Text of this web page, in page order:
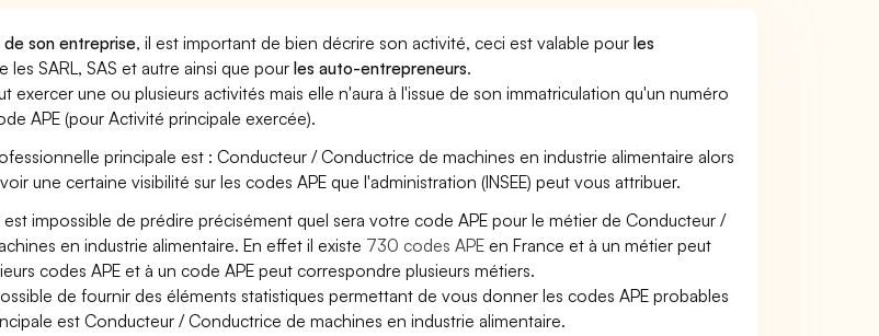
son entreprise, il est important de bien décrire son activité, ceci est valable pourles
les SARL, SAS et autre ainsi que pourles auto-entrepreneurs.
exercer une ou plusieurs activités mais elle n'aura à l'issue de son immatriculation qu'un numéro
APE (pour Activité principale exercée).
principale est : Conducteur / Conductrice de machines en industrie alimentaire alors
une certaine visibilité sur les codes APE que l'administration (INSEE) peut vous attribuer.
est impossible de prédire précisément quel sera votre code APE pour le métier de Conducteur /
en industrie alimentaire. En effet il existe 730 codes APE en France et à un métier peut
codes APE et à un code APE peut correspondre plusieurs métiers.
de fournir des éléments statistiques permettant de vous donner les codes APE probables
est Conducteur / Conductrice de machines en industrie alimentaire.